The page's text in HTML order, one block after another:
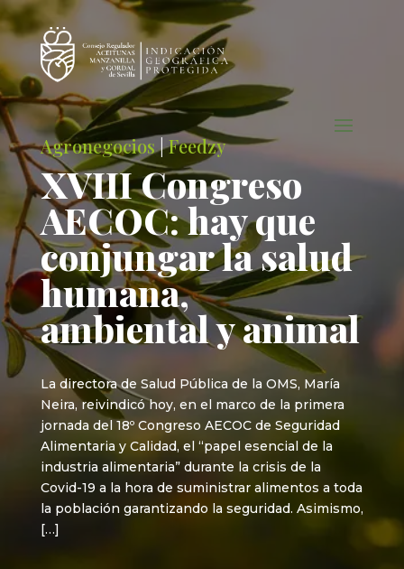
Agronegocios|Feedzy
XVIII Congreso
AECOC: hay que
conjungar la salud
humana,
ambiental y animal
La directora de Salud Pública de la OMS, María
Neira, reivindicó hoy, en el marco de la primera
jornada del 18º Congreso AECOC de Seguridad
Alimentaria y Calidad, el “papel esencial de la
industria alimentaria” durante la crisis de la
Covid-19 a la hora de suministrar alimentos a toda
la población garantizando la seguridad. Asimismo,
[…]